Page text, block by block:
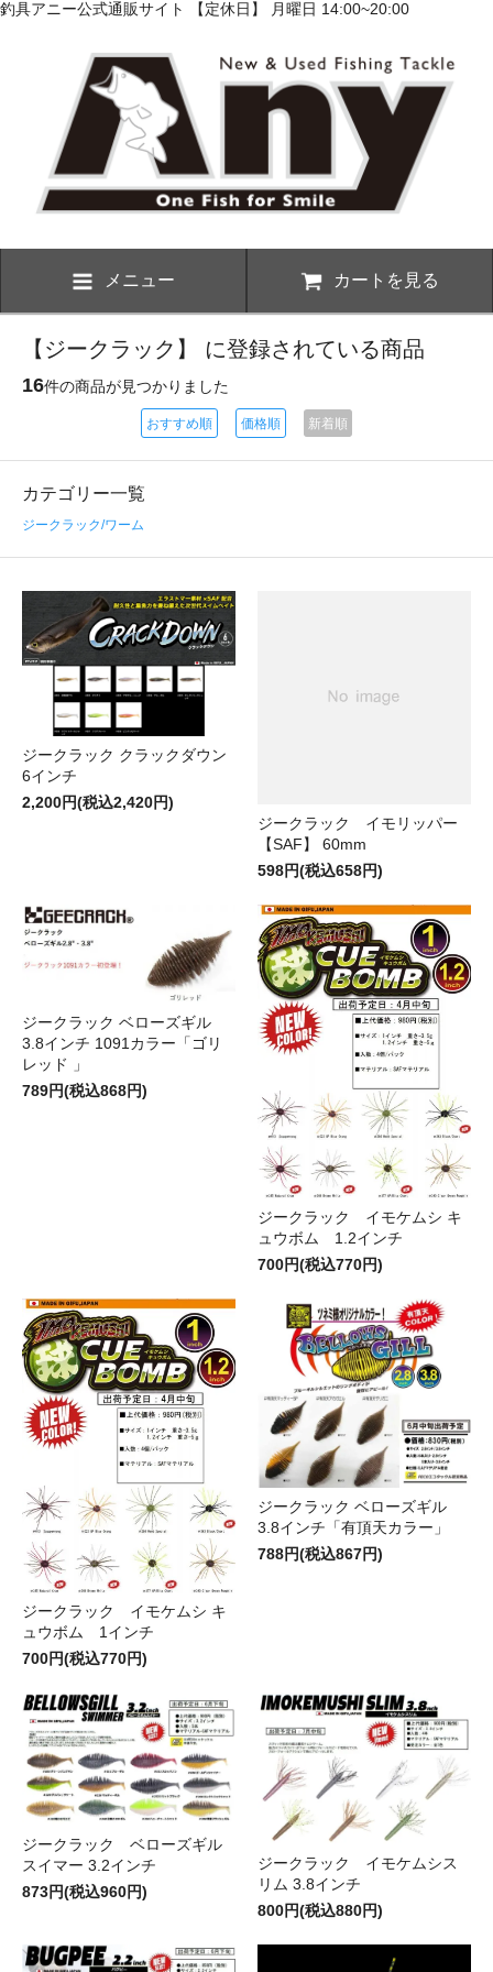
釣具アニー公式通販サイト 【定休日】 月曜日 14:00~20:00
メニュー カートを見る
【ジークラック】 に登録されている商品
16件の商品が見つかりました
おすすめ順 価格順 新着順
カテゴリー一覧
ジークラック/ワーム
ジークラック クラックダウン
6インチ
2,200円(税込2,420円)
ジークラック イモリッパー
【SAF】 60mm
598円(税込658円)
ジークラック ベローズギル
3.8インチ 1091カラー「ゴリ
レッド 」
789円(税込868円)
ジークラック イモケムシ キ
ュウボム 1.2インチ
700円(税込770円)
ジークラック イモケムシ キ
ュウボム 1インチ
700円(税込770円)
ジークラック ベローズギル
3.8インチ「有頂天カラー」
788円(税込867円)
ジークラック ベローズギル
スイマー 3.2インチ
873円(税込960円)
ジークラック イモケムシス
リム 3.8インチ
800円(税込880円)